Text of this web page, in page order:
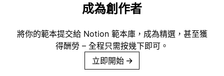
成為創作者
將你的範本提交給 Notion 範本庫，成為精選，甚至獲
得酬勞 – 全程只需按幾下即可。
立即開始 →